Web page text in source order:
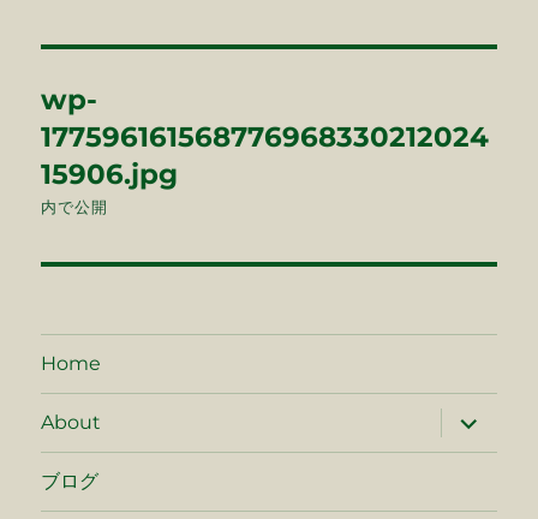
稿
ナ
ビ
ゲ
シ
ョ
ン
wp-
177596161568776968330212024
15906.jpg
内で公開
Home
About
サ
ブ
メ
ー
ブログ